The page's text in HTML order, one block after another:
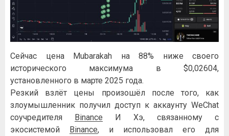
Сейчас цена Mubarakah на 88% ниже своего
исторического максимума в $0,02604,
установленного в марте 2025 года.
Резкий взлёт цены произошёл после того, как
злоумышленник получил доступ к аккаунту WeChat
соучредителя Binance И Хэ, связанному с
экосистемой Binance, и использовал его для